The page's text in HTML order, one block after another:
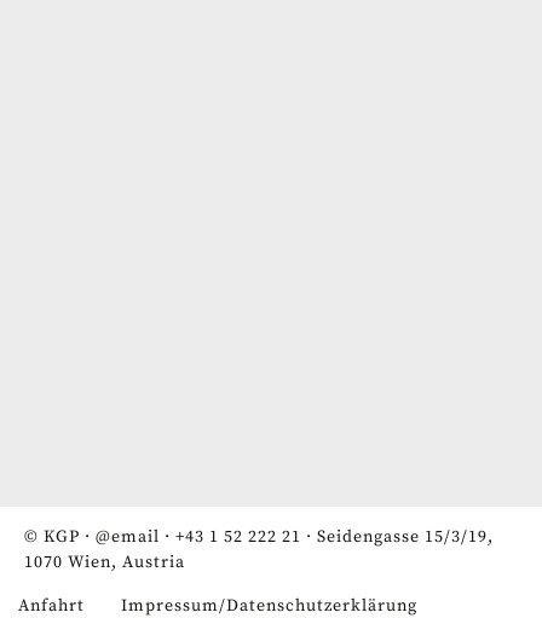
© KGP · @email · +43 1 52 222 21 · Seidengasse 15/3/19,
1070 Wien, Austria
Anfahrt Impressum/Datenschutzerklärung